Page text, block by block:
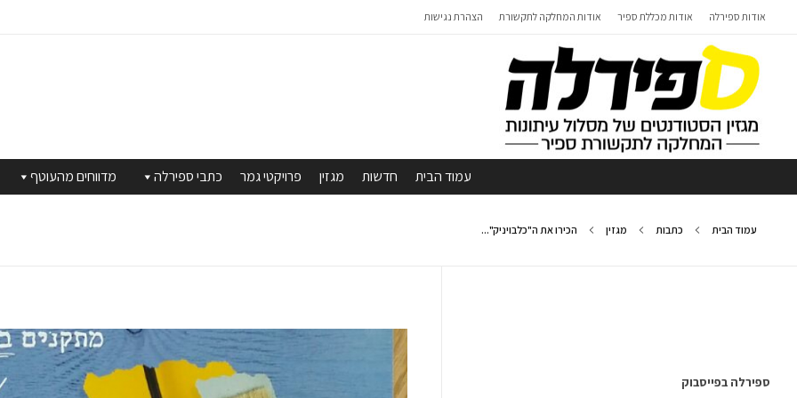
אודות ספירלה אודות מכללת ספיר אודות המחלקה לתקשורת הצהרת נגישות
עמוד הבית חדשות מגזין פרויקטי גמר כתבי ספירלה מדווחים מהעוטף
עמוד הבית כתבות מגזין הכירו את ה"כלבויניק"...
ספירלה בפייסבוק